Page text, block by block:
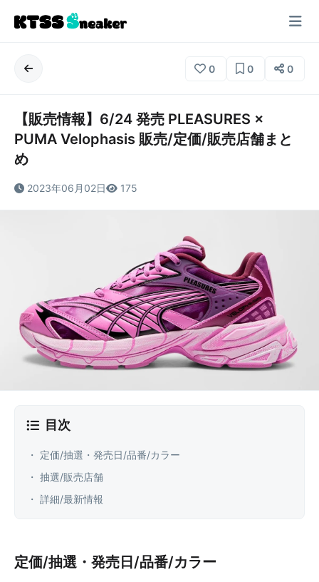
0 0 0
【販売情報】6/24 発売 PLEASURES ×
PUMA Velophasis 販売/定価/販売店舗まと
め
2023年06月02日 175
目次
・ 定価/抽選・発売日/品番/カラー
・ 抽選/販売店舗
・ 詳細/最新情報
定価/抽選・発売日/品番/カラー